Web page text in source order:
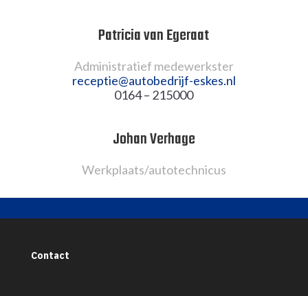
Patricia van Egeraat
Administratief medewerkster
receptie@autobedrijf-eskes.nl
0164 – 215000
Johan Verhage
Werkplaats/autotechnicus
Contact